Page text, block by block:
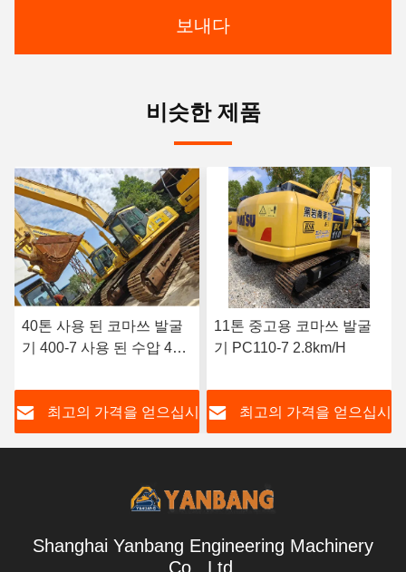
보내다
비슷한 제품
11톤 중고용 코마쓰 발굴
기 PC110-7 2.8km/H
최고의 가격을 얻으십시
일본 5톤 사용 된 코마쓰
발굴기 건설 추적 된 사용
최고의 가격을 얻으십시
Shanghai Yanbang Engineering Machinery
Co., Ltd.